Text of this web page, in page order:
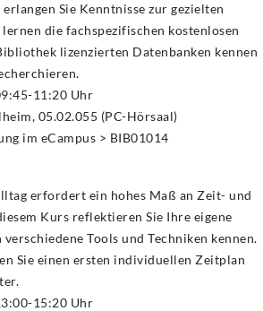
Sie Kenntnisse zur gezielten
die fachspezifischen kostenlosen
lizenzierten Datenbanken kennen
11:20 Uhr
05.02.055 (PC-Hörsaal)
im eCampus > BIB01014
erfordert ein hohes Maß an Zeit- und
Kurs reflektieren Sie Ihre eigene
Tools und Techniken kennen.
Sie einen ersten individuellen Zeitplan
15:20 Uhr